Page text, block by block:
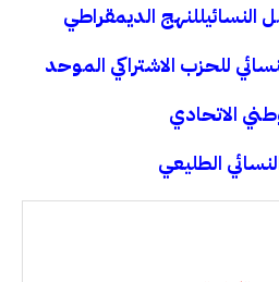
النسائيللنهج الديمقراطي
للحزب الاشتراكي الموحد
الاتحادي
الطليعي